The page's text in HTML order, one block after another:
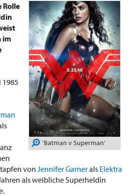
'Batman v Superman'
Rolle
im
1985
von Jennifer Garnerals Elektra
als weibliche Superheldin